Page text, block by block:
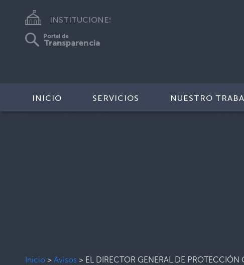
INSTITUCIONES
Portal de
Transparencia
INICIO SERVICIOS NUESTRO
Inicio > Avisos > EL DIRECTOR GENERAL DE